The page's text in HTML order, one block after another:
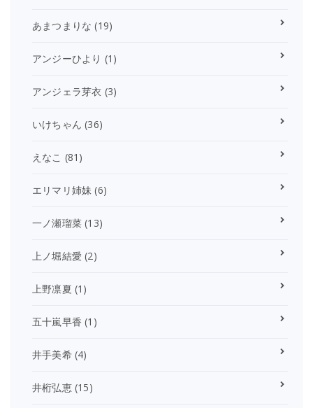
あまつまりな (19)
アンジーひより (1)
アンジェラ芽衣 (3)
いけちゃん (36)
えなこ (81)
エリマリ姉妹 (6)
一ノ瀬瑠菜 (13)
上ノ堀結愛 (2)
上野凛夏 (1)
五十嵐早香 (1)
井手美希(4)
井桁弘恵(15)